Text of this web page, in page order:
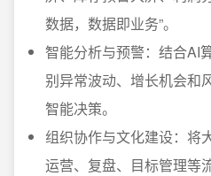
数据，数据即业务”。
智能分析与预警：结合AI
别异常波动、增长机会和
智能决策。
组织协作与文化建设：将
运营、复盘、目标管理等